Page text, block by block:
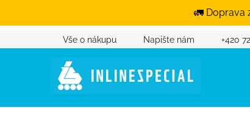
🚛 Doprava
Přejít na obsah
Vše o nákupu Napište nám +420